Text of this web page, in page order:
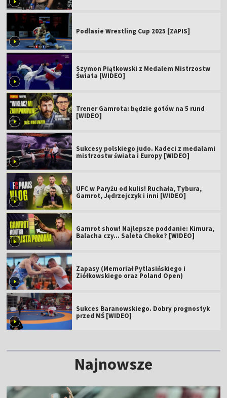
Podlasie Wrestling Cup 2025 [ZAPIS]
Szymon Piątkowski z Medalem Mistrzostw
Świata [WIDEO]
Trener Gamrota: będzie gotów na 5 rund
[WIDEO]
Sukcesy polskiego judo. Kadeci z medalami
mistrzostw świata i Europy [WIDEO]
UFC w Paryżu od kulis! Ruchała, Tybura,
Gamrot, Jędrzejczyk i inni [WIDEO]
Gamrot show! Najlepsze poddanie: Kimura,
Balacha czy... Saleta Choke? [WIDEO]
Zapasy (Memoriał Pytlasińskiego i
Ziółkowskiego oraz Poland Open)
Sukces Baranowskiego. Dobry prognostyk
przed MŚ [WIDEO]
Najnowsze